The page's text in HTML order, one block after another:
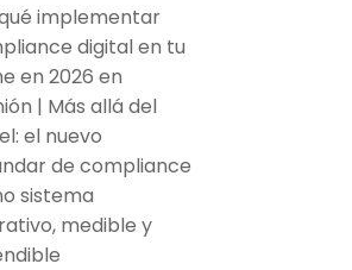
implementar
digital en tu
en 2026 en
| Más allá del
el nuevo
de compliance
sistema
medible y